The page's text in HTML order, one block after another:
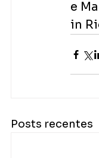
e
in
Posts recentes